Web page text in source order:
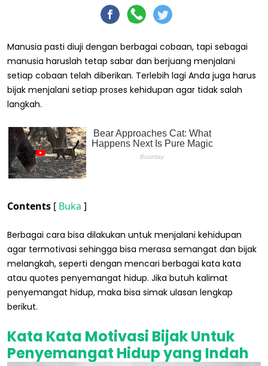
Manusia pasti diuji dengan berbagai cobaan, tapi sebagai
manusia haruslah tetap sabar dan berjuang menjalani
setiap cobaan telah diberikan. Terlebih lagi Anda juga harus
bijak menjalani setiap proses kehidupan agar tidak salah
langkah.
Contents [ Buka ]
Berbagai cara bisa dilakukan untuk menjalani kehidupan
agar termotivasi sehingga bisa merasa semangat dan bijak
melangkah, seperti dengan mencari berbagai kata kata
atau quotes penyemangat hidup. Jika butuh kalimat
penyemangat hidup, maka bisa simak ulasan lengkap
berikut.
Kata Kata Motivasi Bijak Untuk
Penyemangat Hidup yang Indah